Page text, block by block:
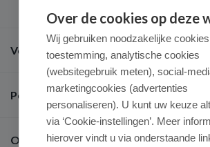
Veel gestelde vragen
Populaire merken
Over ons
Over de cookies op deze
Wij gebruiken noodzakelijke
toestemming, analytische cookies
(websitegebruik meten), social-
marketingcookies (advertenties
personaliseren). U kunt uw keuze
via ‘Cookie-instellingen’. Meer
hierover vindt u via onderstaande